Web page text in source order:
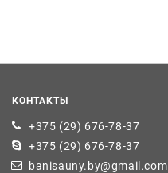
КОНТАКТЫ
+375 (29) 676-78-37
+375 (29) 676-78-37
banisauny.by@gmail.com